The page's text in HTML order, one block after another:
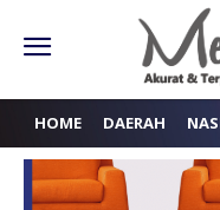
HOME DAERAH